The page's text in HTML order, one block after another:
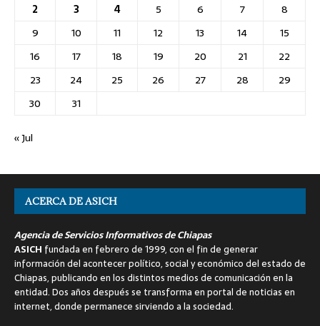
2
3 4 5 6 7
8
9
10 11 12 13 14
15
16
17 18 19 20 21
22
23
24 25 26 27 28
29
30
31
« Jul
ACERCA DE ASICH
Agencia de Servicios Informativos de Chiapas
ASICH fundada en febrero de 1999, con el fin de generar
información del acontecer político, social y económico del estado de
Chiapas, publicando en los distintos medios de comunicación en la
entidad. Dos años después se transforma en portal de noticias en
internet, donde permanece sirviendo a la sociedad.